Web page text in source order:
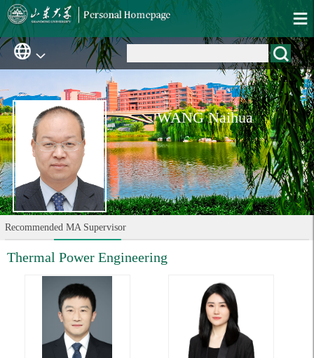
WANG Naihua
Recommended MA Supervisor
Thermal Power Engineering